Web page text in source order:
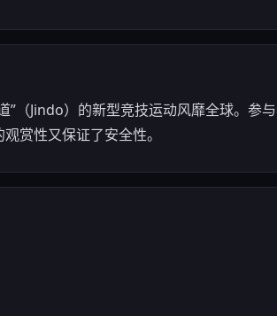
”（Jindo）的新型竞技运动风靡全球。参
赏性又保证了安全性。